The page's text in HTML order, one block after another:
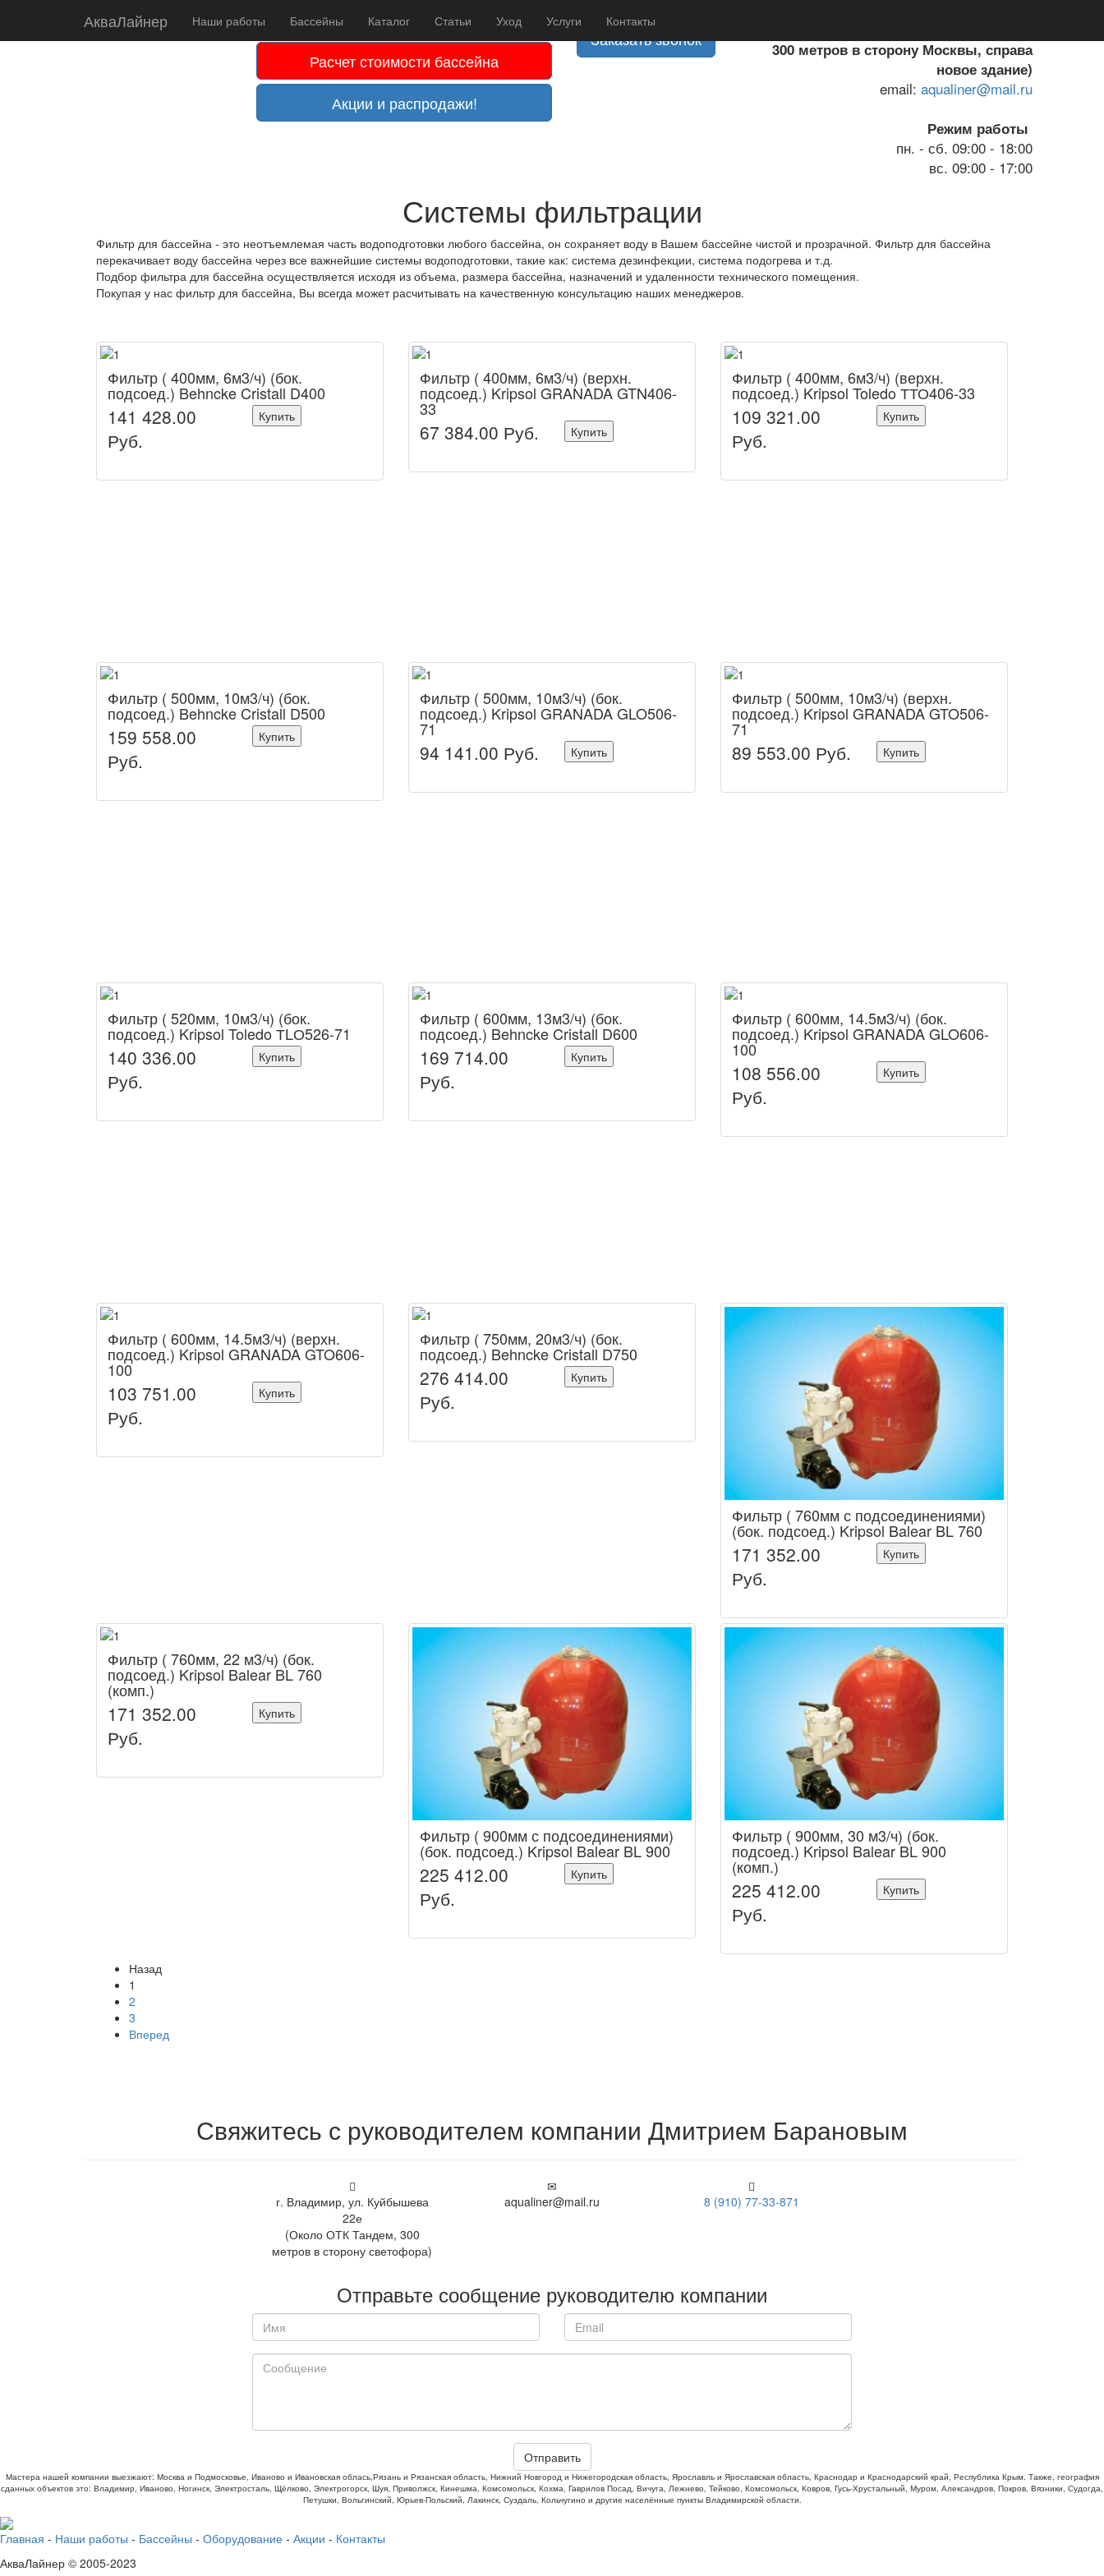
АкваЛайнер Наши работы Бассейны Каталог Статьи Уход Услуги Контакты
Оплата картой
Расчет стоимости бассейна
Акции и распродажи!
Заказать звонок
300 метров в сторону Москвы, справа
новое здание)
email: aqualiner@mail.ru
Режим работы
пн. - сб. 09:00 - 18:00
вс. 09:00 - 17:00
Системы фильтрации
Фильтр для бассейна - это неотъемлемая часть водоподготовки любого бассейна, он сохраняет воду в Вашем бассейне чистой и прозрачной. Фильтр для бассейна
перекачивает воду бассейна через все важнейшие системы водоподготовки, такие как: система дезинфекции, система подогрева и т.д.
Подбор фильтра для бассейна осуществляется исходя из объема, размера бассейна, назначений и удаленности технического помещения.
Покупая у нас фильтр для бассейна, Вы всегда может расчитывать на качественную консультацию наших менеджеров.
Фильтр ( 400мм, 6м3/ч) (бок.
подсоед.) Behncke Cristall D400
141 428.00
Руб.
Купить
Фильтр ( 400мм, 6м3/ч) (верхн.
подсоед.) Kripsol GRANADA GTN406-
33
67 384.00 Руб. Купить
Фильтр ( 400мм, 6м3/ч) (верхн.
подсоед.) Kripsol Toledo ТТО406-33
109 321.00
Руб.
Купить
Фильтр ( 500мм, 10м3/ч) (бок.
подсоед.) Behncke Cristall D500
159 558.00
Руб.
Купить
Фильтр ( 500мм, 10м3/ч) (бок.
подсоед.) Kripsol GRANADA GLO506-
71
94 141.00 Руб. Купить
Фильтр ( 500мм, 10м3/ч) (верхн.
подсоед.) Kripsol GRANADA GTO506-
71
89 553.00 Руб. Купить
Фильтр ( 520мм, 10м3/ч) (бок.
подсоед.) Kripsol Toledo ТLО526-71
140 336.00
Руб.
Купить
Фильтр ( 600мм, 13м3/ч) (бок.
подсоед.) Behncke Cristall D600
169 714.00
Руб.
Купить
Фильтр ( 600мм, 14.5м3/ч) (бок.
подсоед.) Kripsol GRANADA GLO606-
100
108 556.00
Руб.
Купить
Фильтр ( 600мм, 14.5м3/ч) (верхн.
подсоед.) Kripsol GRANADA GTO606-
100
103 751.00
Руб.
Купить
Фильтр ( 750мм, 20м3/ч) (бок.
подсоед.) Behncke Cristall D750
276 414.00
Руб.
Купить
Фильтр ( 760мм с подсоединениями)
(бок. подсоед.) Kripsol Balear BL 760
171 352.00
Руб.
Купить
Фильтр ( 760мм, 22 м3/ч) (бок.
подсоед.) Kripsol Balear BL 760
(комп.)
171 352.00
Руб.
Купить
Фильтр ( 900мм с подсоединениями)
(бок. подсоед.) Kripsol Balear BL 900
225 412.00
Руб.
Купить
Фильтр ( 900мм, 30 м3/ч) (бок.
подсоед.) Kripsol Balear BL 900
(комп.)
225 412.00
Руб.
Купить
Назад
1
2
3
Вперед
Свяжитесь с руководителем компании Дмитрием Барановым
г. Владимир, ул. Куйбышева
22е
(Около ОТК Тандем, 300
метров в сторону светофора)
aqualiner@mail.ru 8 (910) 77-33-871
Отправьте сообщение руководителю компании
Отправить
Мастера нашей компании выезжают: Москва и Подмосковье, Иваново и Ивановская облась,Рязань и Рязанская область, Нижний Новгород и Нижегородская область, Ярославль и Ярославская область, Краснодар и Краснодарский край, Республика Крым. Также, география
сданных объектов это: Владимир, Иваново, Ногинск, Электросталь, Щёлково, Электрогорск, Шуя, Приволжск, Кинешма, Комсомольск, Кохма, Гаврилов Посад, Вичуга, Лежнево, Тейково, Комсомольск, Ковров, Гусь-Хрустальный, Муром, Александров, Покров, Вязники, Судогда,
Петушки, Вольгинский, Юрьев-Польский, Лакинск, Суздаль, Кольчугино и другие населённые пункты Владимирской области.
Главная - Наши работы - Бассейны - Оборудование - Акции - Контакты
АкваЛайнер © 2005-2023